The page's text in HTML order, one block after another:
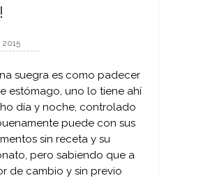
2015
suegra es como padecer
estómago, uno lo tiene ahí
día y noche, controlado
puede con sus
sin receta y su
pero sabiendo que a
de cambio y sin previo